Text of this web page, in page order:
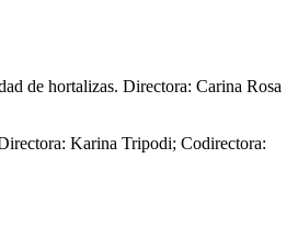
de hortalizas. Directora: Carina Rosa
Karina Tripodi; Codirectora: